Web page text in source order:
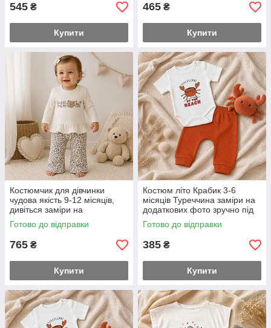
545 ₴
Купити
465 ₴
Купити
Костюмчик для дівчинки
чудова якість 9-12 місяців,
дивіться заміри на
додаткових фото 80-й розмір
Готово до відправки
765 ₴
Купити
Костюм літо Крабик 3-6
місяців Туреччина заміри на
додаткових фото зручно під
памперс
Готово до відправки
385 ₴
Купити